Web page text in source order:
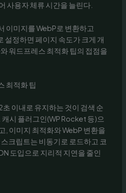
사용자 체류 시간을 늘린다.
이미지를 WebP로 변환하고
설정하면 페이지 속도가 크게 개
워드프레스 최적화 팁의 접점을
최적화 팁
이내로 유지하는 것이 검색 순
시 플러그인(WP Rocket 등)으
, 이미지 최적화와 WebP 변환을
크립트는 비동기로 로드하고 코
도입으로 지리적 지연을 줄인